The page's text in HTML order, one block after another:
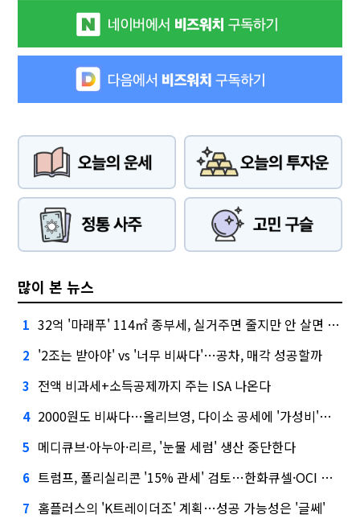
많이 본 뉴스
1 32억 '마래푸' 114㎡ 종부세, 실거주면 줄지만 안 살면 2.5배
2 '2조는 받아야' vs '너무 비싸다'…공차, 매각 성공할까
3 전액 비과세+소득공제까지 주는 ISA 나온다
4 2000원도 비싸다…올리브영, 다이소 공세에 '가성비'로 맞불
5 메디큐브·아누아·리르, '눈물 세럼' 생산 중단한다
6 트럼프, 폴리실리콘 '15% 관세' 검토…한화큐셀·OCI 영향은?
7 홈플러스의 'K트레이더조' 계획…성공 가능성은 '글쎄'